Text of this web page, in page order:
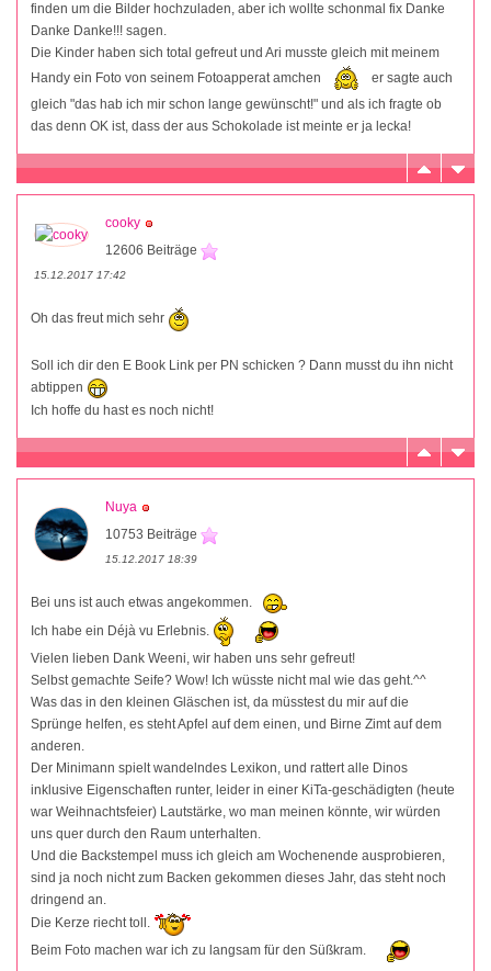
finden um die Bilder hochzuladen, aber ich wollte schonmal fix Danke
Danke Danke!!! sagen.
Die Kinder haben sich total gefreut und Ari musste gleich mit meinem
Handy ein Foto von seinem Fotoapperat amchen
er sagte auch
gleich "das hab ich mir schon lange gewünscht!" und als ich fragte ob
das denn OK ist, dass der aus Schokolade ist meinte er ja lecka!
cooky
12606 Beiträge
15.12.2017 17:42
Oh das freut mich sehr
Soll ich dir den E Book Link per PN schicken ? Dann musst du ihn nicht
abtippen
Ich hoffe du hast es noch nicht!
Nuya
10753 Beiträge
15.12.2017 18:39
Bei uns ist auch etwas angekommen.
Ich habe ein Déjà vu Erlebnis.
Vielen lieben Dank Weeni, wir haben uns sehr gefreut!
Selbst gemachte Seife? Wow! Ich wüsste nicht mal wie das geht.^^
Was das in den kleinen Gläschen ist, da müsstest du mir auf die
Sprünge helfen, es steht Apfel auf dem einen, und Birne Zimt auf dem
anderen.
Der Minimann spielt wandelndes Lexikon, und rattert alle Dinos
inklusive Eigenschaften runter, leider in einer KiTa-geschädigten (heute
war Weihnachtsfeier) Lautstärke, wo man meinen könnte, wir würden
uns quer durch den Raum unterhalten.
Und die Backstempel muss ich gleich am Wochenende ausprobieren,
sind ja noch nicht zum Backen gekommen dieses Jahr, das steht noch
dringend an.
Die Kerze riecht toll.
Beim Foto machen war ich zu langsam für den Süßkram.